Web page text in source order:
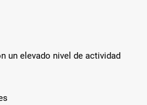
un elevado nivel de actividad